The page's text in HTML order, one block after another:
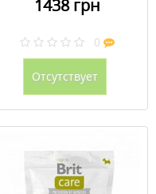
1438 грн
0
Отсутствует